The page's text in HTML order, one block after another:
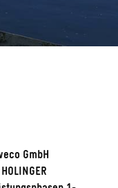
GmbH